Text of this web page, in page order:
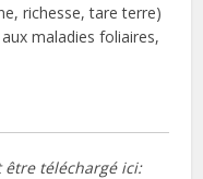
richesse, tare terre)
maladies foliaires,
être téléchargé ici: